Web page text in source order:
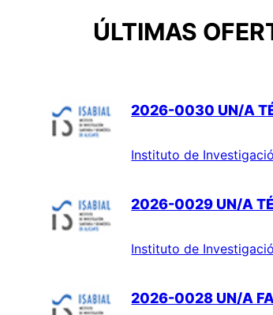
ÚLTIMAS
2026-0030 UN/A
Instituto de
2026-0029 UN/A
Instituto de
2026-0028 UN/A